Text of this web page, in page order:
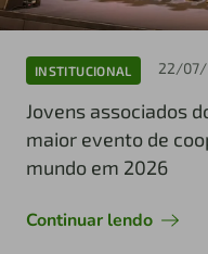
INSTITUCIONAL 22/
Jovens associados
maior evento de
mundo em 2026
Continuar lendo